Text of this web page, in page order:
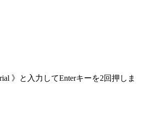
》と入力してEnterキーを2回押しま